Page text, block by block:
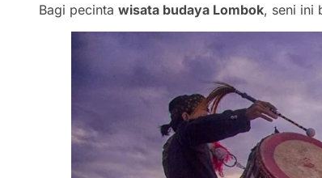
Bagi pecinta wisata budaya Lombok, seni ini